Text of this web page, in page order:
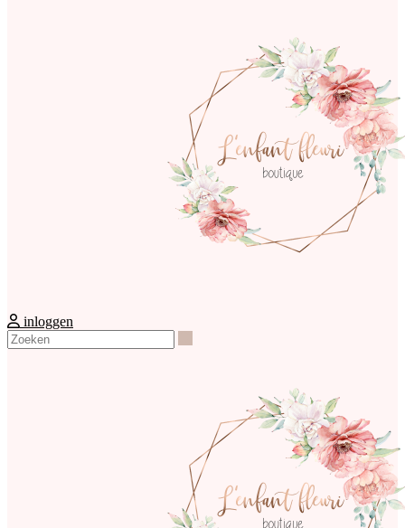
inloggen